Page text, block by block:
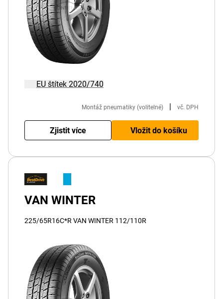
EU štítek 2020/740
Montáž pneumatiky (volitelné) vč. DPH
Zjistit více Vložit do košíku
VAN WINTER
225/65R16C*R VAN WINTER 112/110R